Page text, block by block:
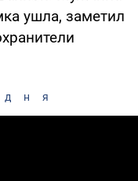
ушла, заметил